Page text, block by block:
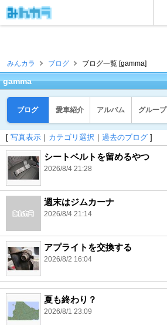
みんカラ ブログ ブログ一覧 [gamma]
gamma
ブログ 愛車紹介 アルバム グループ
[ 写真表示 ｜ カテゴリ選択 ｜ 過去のブログ ]
シートベルトを留めるやつ
2026/8/4 21:28
週末はジムカーナ
2026/8/4 21:14
アプライトを交換する
2026/8/2 16:04
夏も終わり？
2026/8/1 23:09